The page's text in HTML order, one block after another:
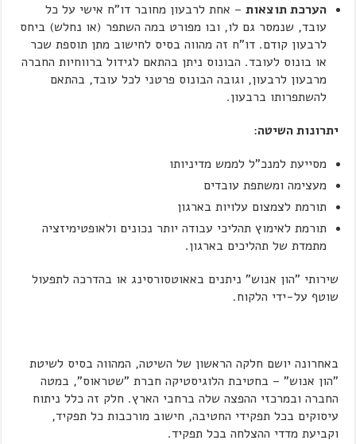
הערכת תוצאות – אחת לרבעון מחובר דו"ח אישי על כל
עובד, שנמסר גם לו, ובו מפורט במה השתפר (או נחלש) ביחס
לרבעון קודם. דו"ח זה מהווה בסיס לחישוב מתן תוספת שכר
או בונוס לעובד. הבונוס ניתן בהתאם לגידול ברווחיות החברה
מרבעון לרבעון, וגובה הבונוס פרטני לכל עובד, בהתאם
להשתפרותו ברבעון.
יתרונות השיטה:
מסייעת למנכ"ל לממש מדיניותו
מעצימה ומשתפת עובדים
תורמת לצמצום עלויות בארגון
תורמת לאימוץ תהליכי עבודה יותר נכונים ולאופטימיזציה
מתמדת של תהליכים בארגון.
שירותי "הון אנוש" ניתנים באאוטסורסינג או בהדרכה לתפעול
שוטף על-ידי הלקוח.
באחרונה יושם חלקה הראשון של השיטה, המהווה בסיס לשיטת
"הון אנוש" – בחטיבת הלוגיסטיקה חברת "שטראוס", במטה
החברה ובמרכזי ההפצה שלה ברחבי הארץ. חלק זה כלל ניתוח
עיסוקים בכל תפקידי החטיבה, חישוב מורכבות כל תפקיד,
וקביעת מדדי ההצלחה בכל תפקיד.